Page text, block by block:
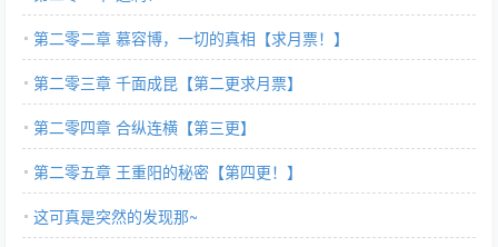
第二零二章 慕容博，一切的真相【求月票！】
第二零三章 千面成昆【第二更求月票】
第二零四章 合纵连横【第三更】
第二零五章 王重阳的秘密【第四更！】
这可真是突然的发现那~